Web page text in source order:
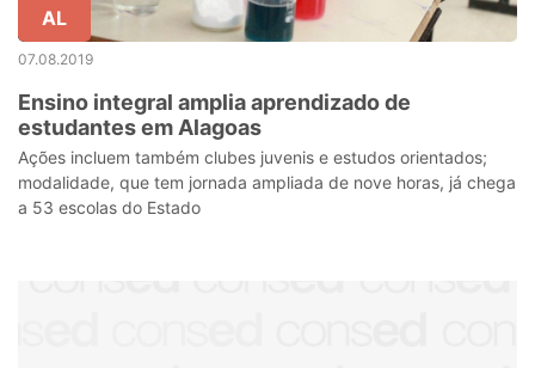
AL
07.08.2019
Ensino integral amplia aprendizado de
estudantes em Alagoas
Ações incluem também clubes juvenis e estudos orientados;
modalidade, que tem jornada ampliada de nove horas, já chega
a 53 escolas do Estado